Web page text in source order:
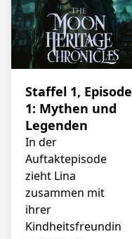
Staffel 1, Episode
1: Mythen und
Legenden
In der
Auftaktepisode
zieht Lina
zusammen mit
ihrer
Kindheitsfreundin